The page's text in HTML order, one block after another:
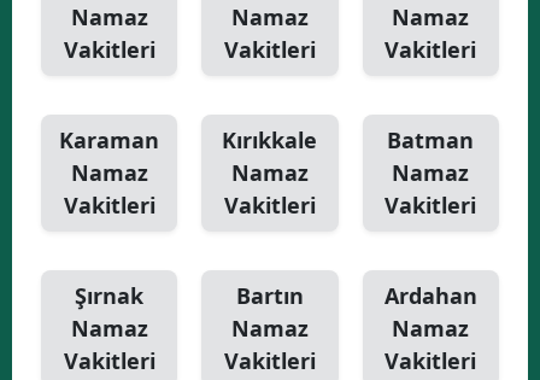
Namaz
Vakitleri
Namaz
Vakitleri
Namaz
Vakitleri
Karaman
Namaz
Vakitleri
Kırıkkale
Namaz
Vakitleri
Batman
Namaz
Vakitleri
Şırnak
Namaz
Vakitleri
Bartın
Namaz
Vakitleri
Ardahan
Namaz
Vakitleri